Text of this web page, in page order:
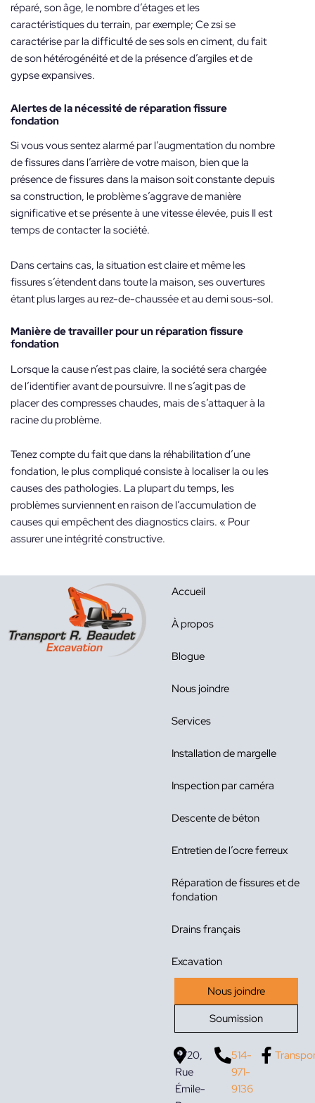
réparé, son âge, le nombre d’étages et les
caractéristiques du terrain, par exemple; Ce zsi se
caractérise par la difficulté de ses sols en ciment, du fait
de son hétérogénéité et de la présence d’argiles et de
gypse expansives.
Alertes de la nécessité deréparation fissure
fondation
Si vous vous sentez alarmé par l’augmentation du nombre
de fissures dans l’arrière de votre maison, bien que la
présence de fissures dans la maison soit constante depuis
sa construction, le problème s’aggrave de manière
significative et se présente à une vitesse élevée, puis Il est
temps de contacter la société.
Dans certains cas, la situation est claire et même les
fissures s’étendent dans toute la maison, ses ouvertures
étant plus larges au rez-de-chaussée et au demi sous-sol.
Manière de travailler pour unréparation fissure
fondation
Lorsque la cause n’est pas claire, la société sera chargée
de l’identifier avant de poursuivre. Il ne s’agit pas de
placer des compresses chaudes, mais de s’attaquer à la
racine du problème.
Tenez compte du fait que dans la réhabilitation d’une
fondation, le plus compliqué consiste à localiser la ou les
causes des pathologies. La plupart du temps, les
problèmes surviennent en raison de l’accumulation de
causes qui empêchent des diagnostics clairs. « Pour
assurer une intégrité constructive.
Accueil
À propos
Blogue
Nous joindre
Services
Installation de margelle
Inspection par caméra
Descente de béton
Entretien de l’ocre ferreux
Réparation de fissures et de
fondation
Drains français
Excavation
Nous joindre
Soumission
3720,
Rue
Émile-
514-
971-
9136